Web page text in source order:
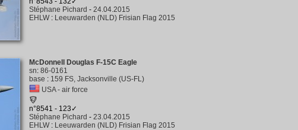
Stéphane Pichard - 24.04.2015
EHLW : Leeuwarden (NLD) Frisian Flag 2015
McDonnell Douglas F-15C Eagle
sn: 86-0161
base : 159 FS, Jacksonville (US-FL)
USA - air force
n°8541 - 123✓
Stéphane Pichard - 23.04.2015
EHLW : Leeuwarden (NLD) Frisian Flag 2015